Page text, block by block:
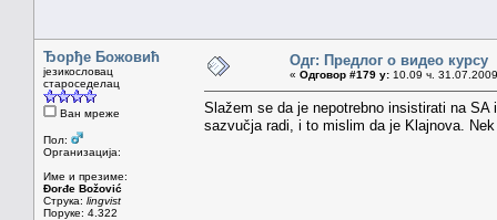
Ђорђе Божовић
језикословац
староседелац
Ван мреже
Пол:
Организација:
Име и презиме:
Đorđe Božović
Струка: lingvist
Поруке: 4.322
Одг: Предлог о видео курсу
« Одговор #179 у: 10.09 ч.
Slažem se da je nepotrebno insistirati na
sazvučja radi, i to mislim da je Klajnova.